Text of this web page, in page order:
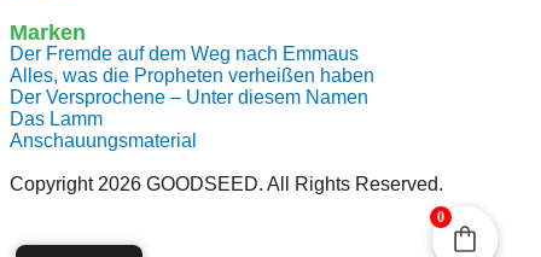
Marken
Der Fremde auf dem Weg nach Emmaus
Alles, was die Propheten verheißen haben
Der Versprochene – Unter diesem Namen
Das Lamm
Anschauungsmaterial
Copyright 2026 GOODSEED. All Rights Reserved.
0